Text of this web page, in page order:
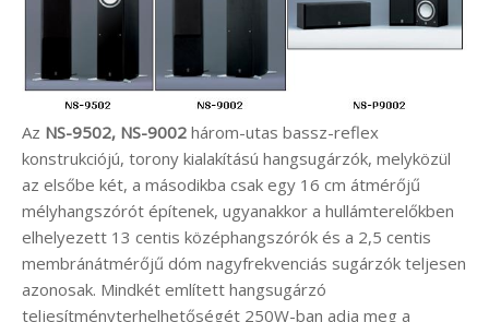
Az NS-9502, NS-9002 három-utas bassz-reflex
konstrukciójú, torony kialakítású hangsugárzók, melyközül
az elsőbe két, a másodikba csak egy 16 cm átmérőjű
mélyhangszórót építenek, ugyanakkor a hullámterelőkben
elhelyezett 13 centis középhangszórók és a 2,5 centis
membránátmérőjű dóm nagyfrekvenciás sugárzók teljesen
azonosak. Mindkét említett hangsugárzó
teljesítményterhelhetőségét 250W-ban adja meg a